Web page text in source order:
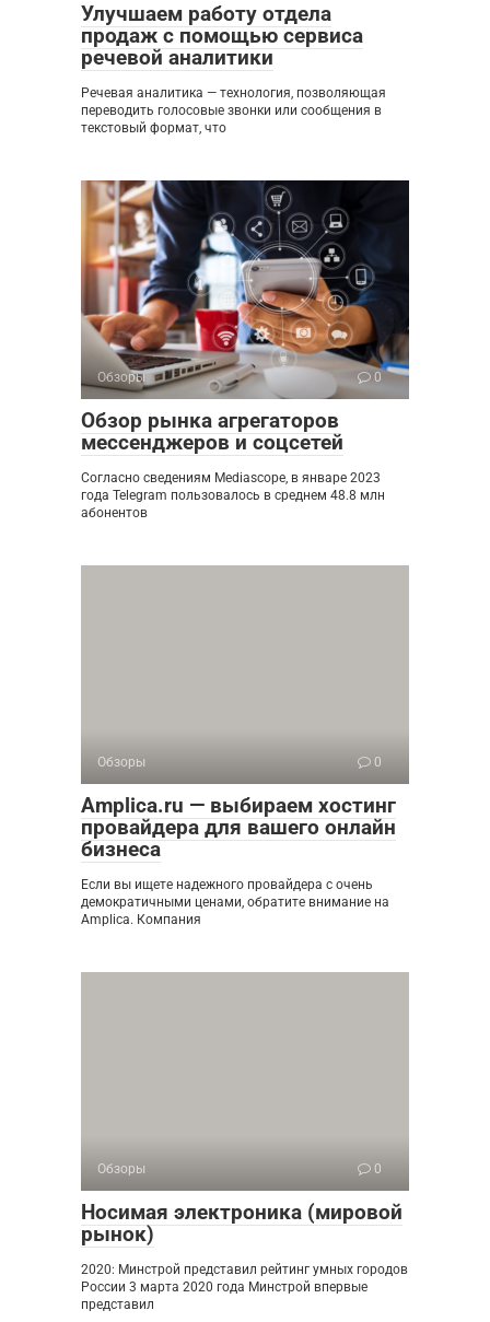
Улучшаем работу отдела
продаж с помощью сервиса
речевой аналитики
Речевая аналитика — технология, позволяющая
переводить голосовые звонки или сообщения в
текстовый формат, что
Обзоры 0
Обзор рынка агрегаторов
мессенджеров и соцсетей
Согласно сведениям Mediascope, в январе 2023
года Telegram пользовалось в среднем 48.8 млн
абонентов
Обзоры 0
Amplica.ru — выбираем хостинг
провайдера для вашего онлайн
бизнеса
Если вы ищете надежного провайдера с очень
демократичными ценами, обратите внимание на
Amplica. Компания
Обзоры 0
Носимая электроника (мировой
рынок)
2020: Минстрой представил рейтинг умных городов
России 3 марта 2020 года Минстрой впервые
представил